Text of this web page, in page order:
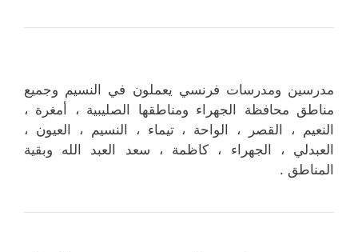
مدرسين ومدرسات فرنسي يعملون في النسيم وجميع
مناطق محافظة الجهراء ومناطقها الصليبية ، أمغرة ،
النعيم ، القصر ، الواحة ، تيماء ، النسيم ، العيون ،
العبدلي ، الجهراء ، كاظمة ، سعد العبد الله وبقية
المناطق .